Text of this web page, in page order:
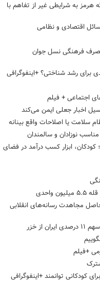
هرمز به شرایطی غیر از تفاهم با
اقتصادی و نظامی
مصرف فرهنگی نسل جوان
برای رشد شناختی؟ +اینفوگرافی
اجتماعی + فیلم
سیل اخبار جعلی ایمن می‌کند
سلامت یا اصلاحات واقع بینانه
نوزادان و سالمندان
ابزار کسب درآمد در فضای
مجاهدت رسانه‌های انقلابی
خزر
+فیلم
کودکانی توانمند +اینفوگرافی